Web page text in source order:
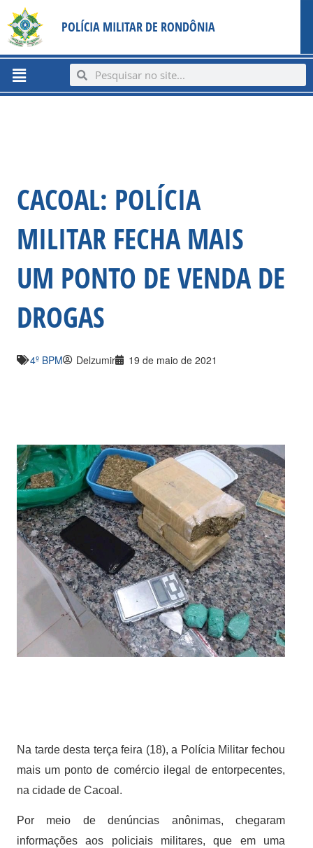
content
para
conteúdo
POLÍCIA MILITAR DE RONDÔNIA
Menu SearchSearch
CACOAL: POLÍCIA
MILITAR FECHA MAIS
UM PONTO DE VENDA DE
DROGAS
4º BPM Delzumir 19 de maio de 2021
Na tarde desta terça feira (18), a Polícia Militar fechou
mais um ponto de comércio ilegal de entorpecentes,
na cidade de Cacoal.
Por meio de denúncias anônimas, chegaram
informações aos policiais militares, que em uma